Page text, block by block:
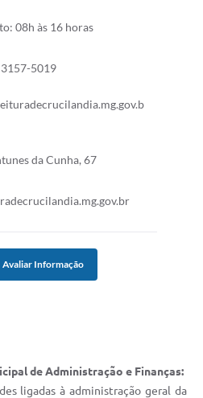
08h às 16 horas
5019
da Cunha, 67
Avaliar Informação
de Administração e Finanças:
ligadas à administração geral da